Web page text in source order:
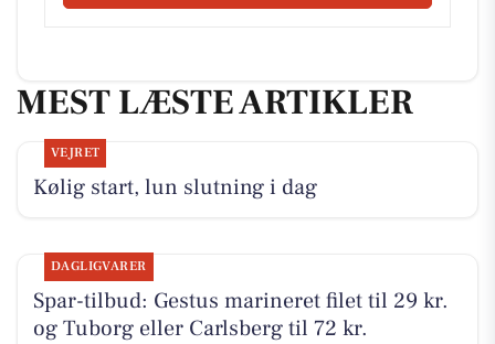
MEST LÆSTE ARTIKLER
VEJRET
Kølig start, lun slutning i dag
DAGLIGVARER
Spar-tilbud: Gestus marineret filet til 29 kr.
og Tuborg eller Carlsberg til 72 kr.